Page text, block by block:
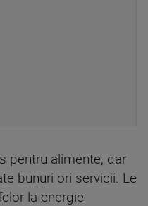
pentru alimente, dar
bunuri ori servicii. Le
la energie